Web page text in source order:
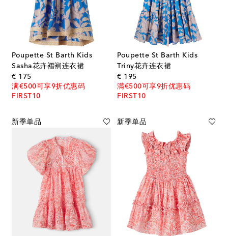
Poupette St Barth Kids
Sasha花卉褶裥连衣裙
€ 175original price
满€500可享9折优惠码
FIRST10
Poupette St Barth Kids
Triny花卉连衣裙
€ 195original price
满€500可享9折优惠码
FIRST10
新季单品 新季单品